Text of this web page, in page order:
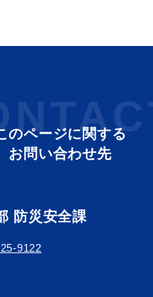
クル 支援・助成
口
のページに関する
お問い合わせ先
防災安全課
9122